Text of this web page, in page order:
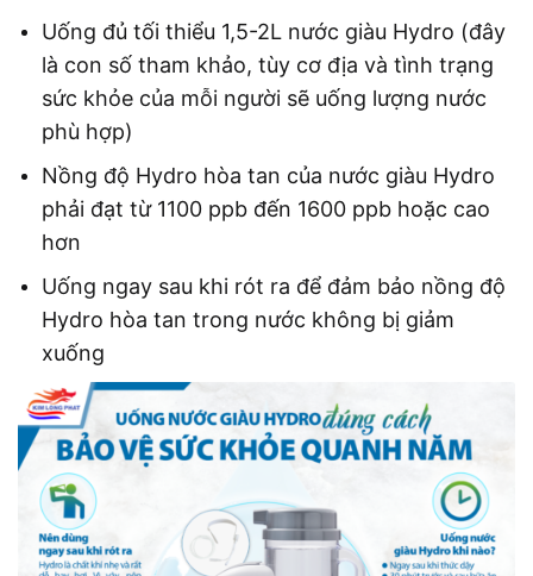
Uống đủ tối thiểu 1,5-2L nước giàu Hydro (đây
là con số tham khảo, tùy cơ địa và tình trạng
sức khỏe của mỗi người sẽ uống lượng nước
phù hợp)
Nồng độ Hydro hòa tan của nước giàu Hydro
phải đạt từ 1100 ppb đến 1600 ppb hoặc cao
hơn
Uống ngay sau khi rót ra để đảm bảo nồng độ
Hydro hòa tan trong nước không bị giảm
xuống